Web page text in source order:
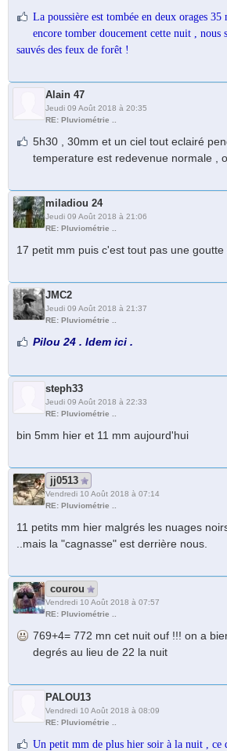
La poussière est tombée en deux orages
encore tomber doucement cette nuit , nous
sauvés des feux de forêt !
Alain 47
Jeudi 09 Août 2018 à 20:35
RE: Pluviométrie ..
5h30 , 30mm et un ciel tout eclairé
temperature est redevenue normale ,
miladiou 24
Jeudi 09 Août 2018 à 21:06
RE: Pluviométrie ..
17 petit mm puis c'est tout pas une goutte
JMC2
Jeudi 09 Août 2018 à 21:37
RE: Pluviométrie ..
Pilou 24 . Idem ici .
steph33
Jeudi 09 Août 2018 à 22:33
RE: Pluviométrie ..
bin 5mm hier et 11 mm aujourd'hui
jj0513
Vendredi 10 Août 2018 à 07:14
RE: Pluviométrie ..
11 petits mm hier malgrés les nuages
..mais la "cagnasse" est derrière nous.
courou
Vendredi 10 Août 2018 à 07:57
RE: Pluviométrie ..
769+4= 772 mn cet nuit ouf !!! on a
degrés au lieu de 22 la nuit
PALOU13
Vendredi 10 Août 2018 à 08:09
RE: Pluviométrie ..
Un petit mm de plus hier soir à la nuit , ce